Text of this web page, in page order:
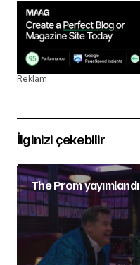
Reklam
İlginizi çekebilir
The Prom yayımlandı